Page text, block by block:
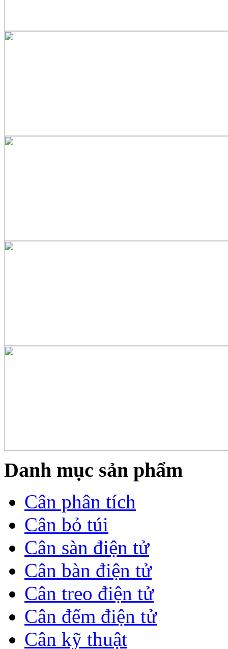
Danh mục sản phẩm
Cân phân tích
Cân bỏ túi
Cân sàn điện tử
Cân bàn điện tử
Cân treo điện tử
Cân đếm điện tử
Cân kỹ thuật